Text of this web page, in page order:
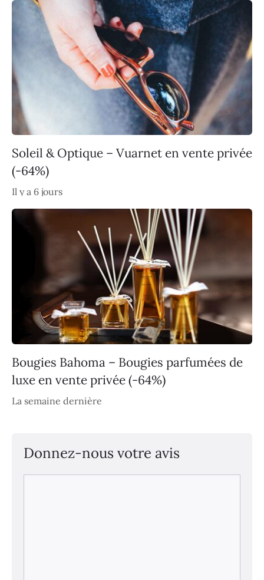
Soleil & Optique – Vuarnet en vente privée
(-64%)
Il y a 6 jours
Bougies Bahoma – Bougies parfumées de
luxe en vente privée (-64%)
La semaine dernière
Donnez-nous votre avis